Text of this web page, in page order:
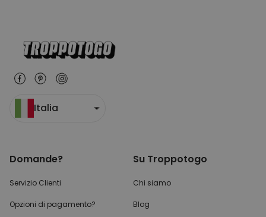
Italia
Domande?
Servizio Clienti
Opzioni di pagamento?
Su Troppotogo
Chi siamo
Blog